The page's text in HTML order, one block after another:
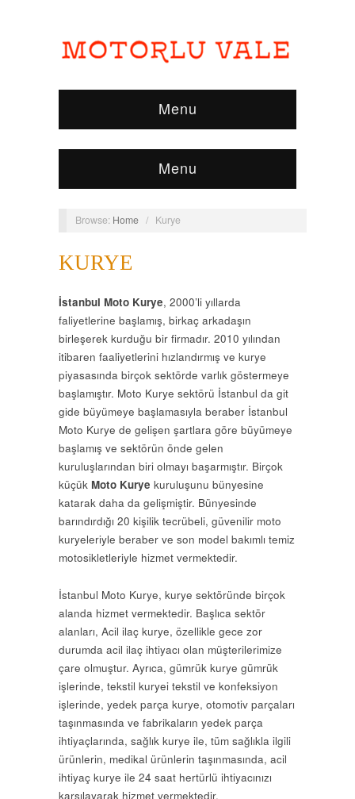
Menu
Menu
Browse: Home / Kurye
KURYE
İstanbul Moto Kurye, 2000’li yıllarda
faliyetlerine başlamış, birkaç arkadaşın
birleşerek kurduğu bir firmadır. 2010 yılından
itibaren faaliyetlerini hızlandırmış ve kurye
piyasasında birçok sektörde varlık göstermeye
başlamıştır. Moto Kurye sektörü İstanbul da git
gide büyümeye başlamasıyla beraber İstanbul
Moto Kurye de gelişen şartlara göre büyümeye
başlamış ve sektörün önde gelen
kuruluşlarından biri olmayı başarmıştır. Birçok
küçük Moto Kurye kuruluşunu bünyesine
katarak daha da gelişmiştir. Bünyesinde
barındırdığı 20 kişilik tecrübeli, güvenilir moto
kuryeleriyle beraber ve son model bakımlı temiz
motosikletleriyle hizmet vermektedir.
İstanbul Moto Kurye, kurye sektöründe birçok
alanda hizmet vermektedir. Başlıca sektör
alanları, Acil ilaç kurye, özellikle gece zor
durumda acil ilaç ihtiyacı olan müşterilerimize
çare olmuştur. Ayrıca, gümrük kurye gümrük
işlerinde, tekstil kuryei tekstil ve konfeksiyon
işlerinde, yedek parça kurye, otomotiv parçaları
taşınmasında ve fabrikaların yedek parça
ihtiyaçlarında, sağlık kurye ile, tüm sağlıkla ilgili
ürünlerin, medikal ürünlerin taşınmasında, acil
ihtiyaç kurye ile 24 saat hertürlü ihtiyacınızı
karşılayarak hizmet vermektedir.